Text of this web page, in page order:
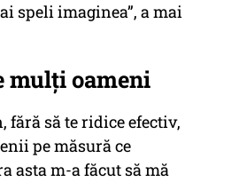
speli imaginea”, a mai
mulți oameni
fără să te ridice efectiv,
pe măsură ce
asta m-a făcut să mă